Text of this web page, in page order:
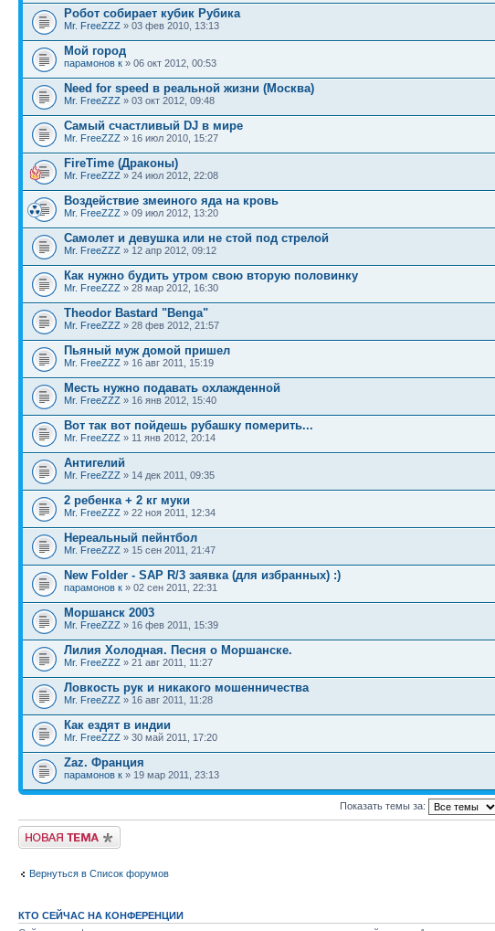
Робот собирает кубик Рубика
Mr. FreeZZZ » 03 фев 2010, 13:13
Мой город
парамонов к » 06 окт 2012, 00:53
Need for speed в реальной жизни (Москва)
Mr. FreeZZZ » 03 окт 2012, 09:48
Самый счастливый DJ в мире
Mr. FreeZZZ » 16 июл 2010, 15:27
FireTime (Драконы)
Mr. FreeZZZ » 24 июл 2012, 22:08
Воздействие змеиного яда на кровь
Mr. FreeZZZ » 09 июл 2012, 13:20
Самолет и девушка или не стой под стрелой
Mr. FreeZZZ » 12 апр 2012, 09:12
Как нужно будить утром свою вторую половинку
Mr. FreeZZZ » 28 мар 2012, 16:30
Theodor Bastard "Benga"
Mr. FreeZZZ » 28 фев 2012, 21:57
Пьяный муж домой пришел
Mr. FreeZZZ » 16 авг 2011, 15:19
Месть нужно подавать охлажденной
Mr. FreeZZZ » 16 янв 2012, 15:40
Вот так вот пойдешь рубашку померить...
Mr. FreeZZZ » 11 янв 2012, 20:14
Антигелий
Mr. FreeZZZ » 14 дек 2011, 09:35
2 ребенка + 2 кг муки
Mr. FreeZZZ » 22 ноя 2011, 12:34
Нереальный пейнтбол
Mr. FreeZZZ » 15 сен 2011, 21:47
New Folder - SAP R/3 заявка (для избранных) :)
парамонов к » 02 сен 2011, 22:31
Моршанск 2003
Mr. FreeZZZ » 16 фев 2011, 15:39
Лилия Холодная. Песня о Моршанске.
Mr. FreeZZZ » 21 авг 2011, 11:27
Ловкость рук и никакого мошенничества
Mr. FreeZZZ » 16 авг 2011, 11:28
Как ездят в индии
Mr. FreeZZZ » 30 май 2011, 17:20
Zaz. Франция
парамонов к » 19 мар 2011, 23:13
Показать темы за:
Новая тема
Вернуться в Список форумов
КТО СЕЙЧАС НА КОНФЕРЕНЦИИ